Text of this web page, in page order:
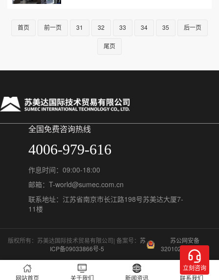
首页
前一页 31 32 33 34 35 后一页
尾页
全国免费咨询热线
4006-979-616
作息时间：09:00-18:00
邮箱：T-world@sumec.com.cn
联系地址：江苏省南京市长江路198号苏美达大厦7-
11楼
版权所有：苏美达国际技术贸易有限公司| 备案号：苏
ICP备09033866号-5
苏公网安备
32010202011548
网站首页 关于我们 新闻资讯 联系我们